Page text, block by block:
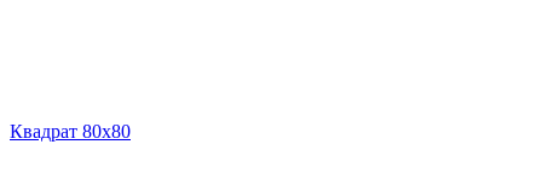
Квадрат 80х80